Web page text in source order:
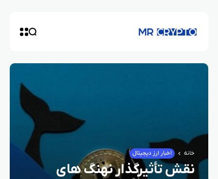
خانه اخبار ارز دیجیتال
نقش تأثیرگذار نهنگ‌ های